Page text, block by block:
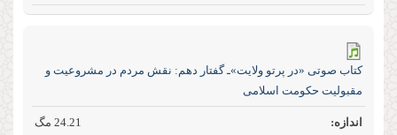
كتاب صوتی «در پرتو ولایت»ـ گفتار دهم: نقش مردم در مشروعيت و
مقبوليت حكومت اسلامى
24.21 مگ